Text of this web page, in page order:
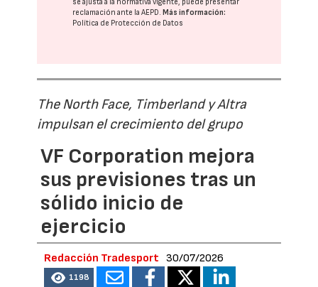
se ajusta a la normativa vigente, puede presentar
reclamación ante laAEPD. Más información:
Política de Protección de Datos
The North Face, Timberland y Altra
impulsan el crecimiento del grupo
VF Corporation mejora
sus previsiones tras un
sólido inicio de
ejercicio
Redacción Tradesport 30/07/2026
1198